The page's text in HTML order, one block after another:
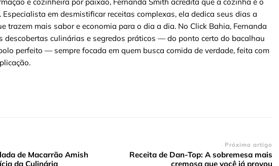
Especialista em desmistificar receitas complexas, ela dedica seus dias a
trazem mais sabor e economia para o dia a dia. No Click Bahia, Fernanda
descobertas culinárias e segredos práticos — do ponto certo do bacalhau
perfeito — sempre focada em quem busca comida de verdade, feita com
de Macarrão Amish
da Culinária
Próximo artigo
Receita de Dan-Top: A sobremesa mais
cremosa que você já provou